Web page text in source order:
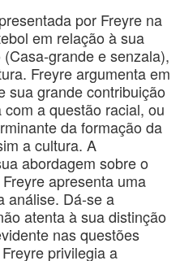
por Freyre na
em relação à sua
grande e senzala),
Freyre argumenta em
sua grande contribuição
a questão racial, ou
da formação da
a cultura. A
abordagem sobre o
apresenta uma
análise. Dá-se a
atenta à sua distinção
nas questões
privilegia a